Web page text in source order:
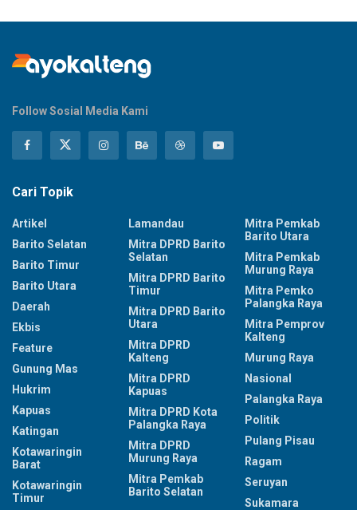
Follow Sosial Media Kami
Cari Topik
Artikel
Barito Selatan
Barito Timur
Barito Utara
Daerah
Ekbis
Feature
Gunung Mas
Hukrim
Kapuas
Katingan
Kotawaringin
Barat
Kotawaringin
Timur
Lamandau
Mitra DPRD Barito
Selatan
Mitra DPRD Barito
Timur
Mitra DPRD Barito
Utara
Mitra DPRD
Kalteng
Mitra DPRD
Kapuas
Mitra DPRD Kota
Palangka Raya
Mitra DPRD
Murung Raya
Mitra Pemkab
Barito Selatan
Mitra Pemkab
Barito Utara
Mitra Pemkab
Murung Raya
Mitra Pemko
Palangka Raya
Mitra Pemprov
Kalteng
Murung Raya
Nasional
Palangka Raya
Politik
Pulang Pisau
Ragam
Seruyan
Sukamara